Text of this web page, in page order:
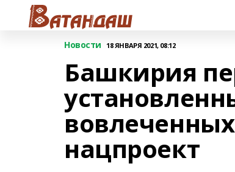
Новости 18 ЯНВАРЯ 2021, 08:12
Башкирия
нацпроект